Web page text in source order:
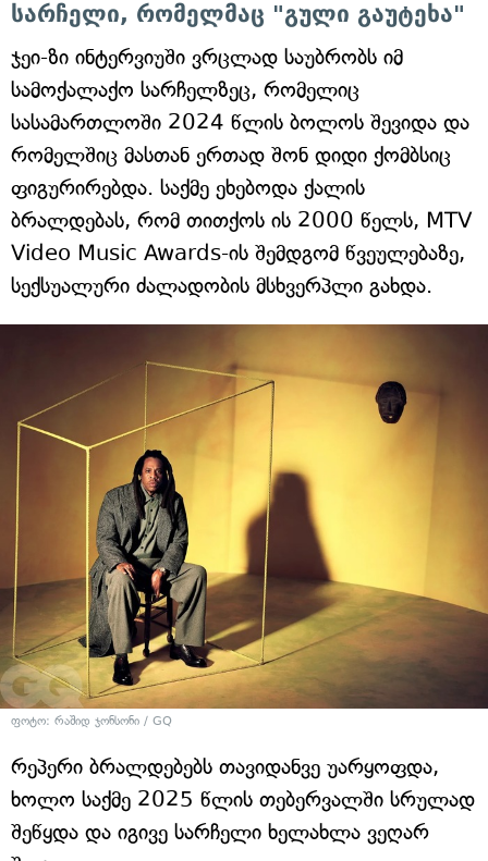
სარჩელი, რომელმაც "გული გაუტეხა"
ჯეი-ზი ინტერვიუში ვრცლად საუბრობს იმ
სამოქალაქო სარჩელზეც, რომელიც
სასამართლოში 2024 წლის ბოლოს შევიდა და
რომელშიც მასთან ერთად შონ დიდი ქომბსიც
ფიგურირებდა. საქმე ეხებოდა ქალის
ბრალდებას, რომ თითქოს ის 2000 წელს, MTV
Video Music Awards-ის შემდგომ წვეულებაზე,
სექსუალური ძალადობის მსხვერპლი გახდა.
ფოტო: რაშიდ ჯონსონი / GQ
რეპერი ბრალდებებს თავიდანვე უარყოფდა,
ხოლო საქმე 2025 წლის თებერვალში სრულად
შეწყდა და იგივე სარჩელი ხელახლა ვეღარ